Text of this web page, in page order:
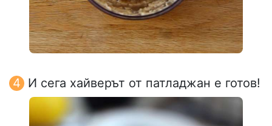
И сега хайверът от патладжан е готов!